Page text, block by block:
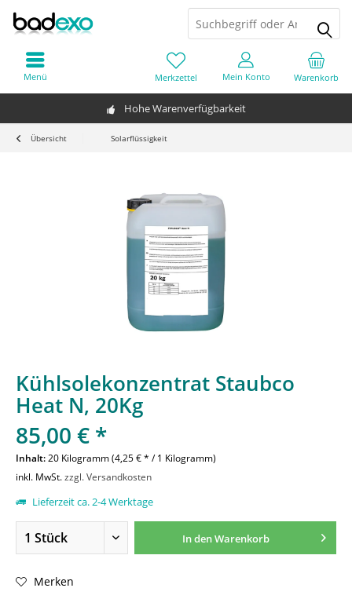
Hohe Warenverfügbarkeit
Warenkorb
Merkzettel Mein Konto
Menü
Übersicht Solarflüssigkeit
Kühlsolekonzentrat Staubco
Heat N, 20Kg
85,00 € *
Inhalt:20 Kilogramm (4,25 € * / 1 Kilogramm)
inkl. MwSt.zzgl. Versandkosten
Lieferzeit ca. 2-4 Werktage
In denWarenkorb
Merken